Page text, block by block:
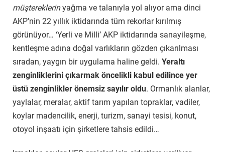
müştereklerinyağma ve talanıyla yol alıyor ama dinci
AKP’nin 22 yıllık iktidarında tüm rekorlar kırılmış
görünüyor… ‘Yerli ve Milli’ AKP iktidarında sanayileşme,
kentleşme adına doğal varlıkların gözden çıkarılması
sıradan, yaygın bir uygulama haline geldi. Yeraltı
zenginliklerini çıkarmak öncelikli kabul edilince yer
üstü zenginlikler önemsiz sayılır oldu. Ormanlık alanlar,
yaylalar, meralar, aktif tarım yapılan topraklar, vadiler,
koylar madencilik, enerji, turizm, sanayi tesisi, konut,
otoyol inşaatı için şirketlere tahsis edildi…